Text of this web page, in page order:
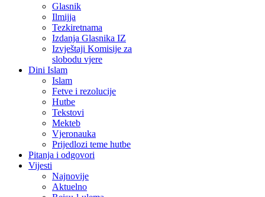
Glasnik
Ilmijja
Tezkiretnama
Izdanja Glasnika IZ
Izvještaji Komisije za
slobodu vjere
Dini Islam
Islam
Fetve i rezolucije
Hutbe
Tekstovi
Mekteb
Vjeronauka
Prijedlozi teme hutbe
Pitanja i odgovori
Vijesti
Najnovije
Aktuelno